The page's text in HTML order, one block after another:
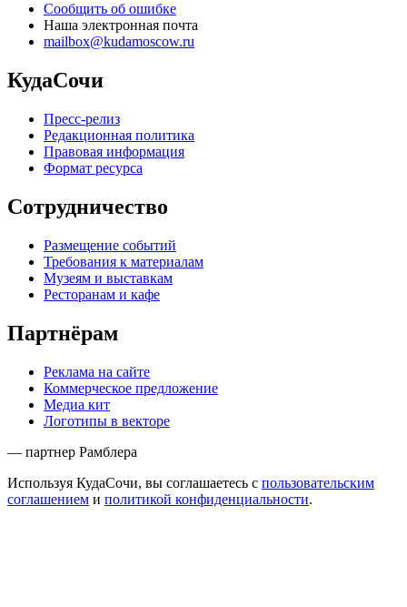
Сообщить об ошибке
Наша электронная почта
mailbox@kudamoscow.ru
КудаСочи
Пресс-релиз
Редакционная политика
Правовая информация
Формат ресурса
Сотрудничество
Размещение событий
Требования к материалам
Музеям и выставкам
Ресторанам и кафе
Партнёрам
Реклама на сайте
Коммерческое предложение
Медиа кит
Логотипы в векторе
— партнер Рамблера
Используя КудаСочи, вы соглашаетесь с пользовательским
соглашением и политикой конфиденциальности.